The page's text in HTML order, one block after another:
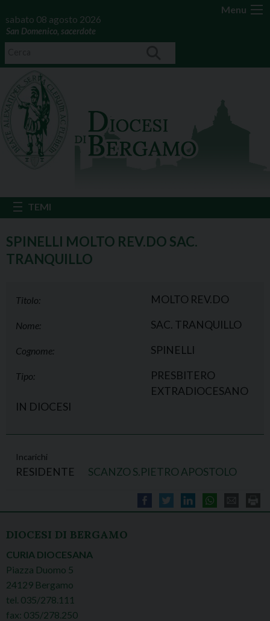
Menu
sabato 08 agosto 2026
San Domenico, sacerdote
SPINELLI MOLTO REV.DO SAC.
TRANQUILLO
Titolo: MOLTO REV.DO
Nome: SAC. TRANQUILLO
Cognome: SPINELLI
Tipo:
PRESBITERO
EXTRADIOCESANO
IN DIOCESI
Incarichi
RESIDENTE SCANZO S.PIETRO APOSTOLO
DIOCESI DI BERGAMO
CURIA DIOCESANA
Piazza Duomo 5
24129 Bergamo
tel. 035/278.111
fax: 035/278.250